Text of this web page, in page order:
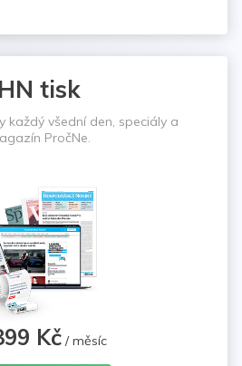
HN tisk
každý všední den, speciály a
PročNe.
Kč/ měsíc